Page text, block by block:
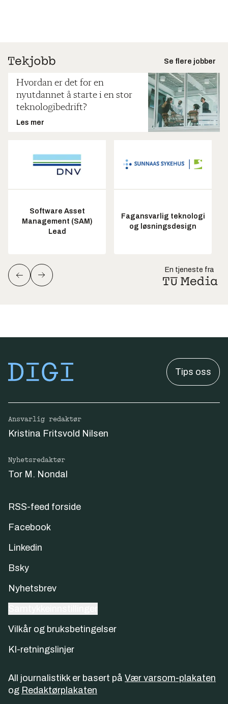
Se flere jobber
Hvordan er det for en
nyutdannet å starte i en stor
teknologibedrift?
Les mer
Software Asset
Management (SAM)
Lead
Fagansvarlig teknologi
og løsningsdesign
En tjeneste fra
Tips oss
Ansvarlig redaktør
Kristina Fritsvold Nilsen
Nyhetsredaktør
Tor M. Nondal
RSS-feed forside
Facebook
Linkedin
Bsky
Nyhetsbrev
Vilkår og bruksbetingelser
KI-retningslinjer
All journalistikk er basert på Vær varsom-plakaten
og Redaktørplakaten